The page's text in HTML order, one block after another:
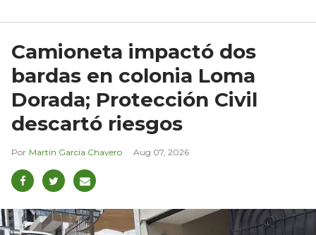
Camioneta impactó dos
bardas en colonia Loma
Dorada; Protección Civil
descartó riesgos
Martín García Chavero Aug 07, 2026